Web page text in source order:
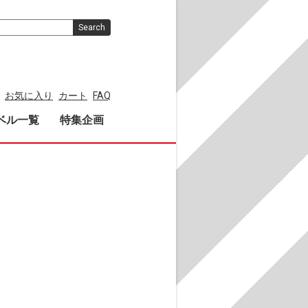
お気に入り カート FAQ
ル一覧 特集企画
Search